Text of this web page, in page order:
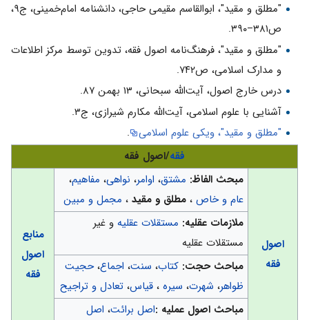
"مطلق و مقید"، ابوالقاسم مقیمی حاجی، دانشنامه امام‌خمینی، ج۹،
ص۳۸۱–۳۹۰.
"مطلق و مقید"، فرهنگ‌نامه اصول فقه، تدوین توسط مرکز اطلاعات
و مدارک اسلامی، ص۷۴۲.
درس خارج اصول، آیت‌الله سبحانی، ۱۳ بهمن ۸۷.
آشنایی با علوم اسلامی، آیت‌الله مکارم شیرازی، ج۳.
"مطلق و مقید"، ویکی علوم اسلامی .
فقه/اصول فقه
اصول
فقه
مبحث الفاظ: مشتق، اوامر، نواهی، مفاهیم،
عام و خاص، مطلق و مقید، مجمل و مبین
منابع
اصول
فقه
ملازمات عقلیه: مستقلات عقلیهو غیر
مستقلات عقلیه
مباحث حجت: کتاب، سنت، اجماع،حجیت
ظواهر، شهرت، سیره، قیاس، تعادل و تراجیح
مباحث اصول عملیه :اصل برائت، اصل